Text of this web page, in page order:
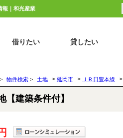
報｜和光産業
借りたい 貸したい
物件検索 > 土地 > 延岡市 > ＪＲ日豊本線 >
【建築条件付】